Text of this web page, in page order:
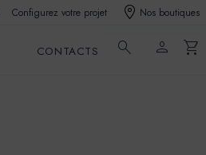
Configurez votre projet Nos boutiques
CONTACTS search person shopping_cart